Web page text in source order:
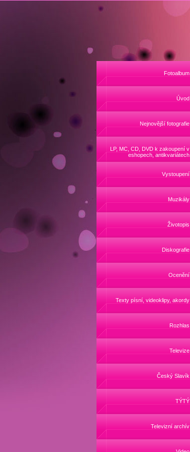
Fotoalbum
Úvod
Nejnovější fotografie
LP, MC, CD, DVD k zakoupení v
eshopech, antikvariátech
Vystoupení
Muzikály
Životopis
Diskografie
Ocenění
Texty písní, videoklipy, akordy
Rozhlas
Televize
Český Slavík
TÝTÝ
Televizní archív